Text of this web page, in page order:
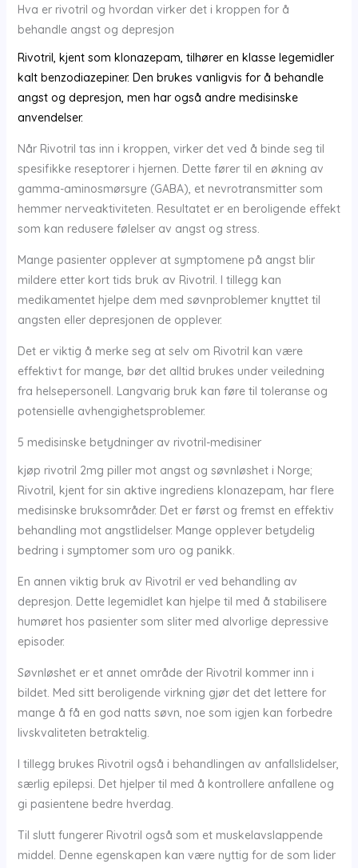
Hva er rivotril og hvordan virker det i kroppen for å
behandle angst og depresjon
Rivotril, kjent som klonazepam, tilhører en klasse legemidler
kalt benzodiazepiner. Den brukes vanligvis for å behandle
angst og depresjon, men har også andre medisinske
anvendelser.
Når Rivotril tas inn i kroppen, virker det ved å binde seg til
spesifikke reseptorer i hjernen. Dette fører til en økning av
gamma-aminosmørsyre (GABA), et nevrotransmitter som
hemmer nerveaktiviteten. Resultatet er en beroligende effekt
som kan redusere følelser av angst og stress.
Mange pasienter opplever at symptomene på angst blir
mildere etter kort tids bruk av Rivotril. I tillegg kan
medikamentet hjelpe dem med søvnproblemer knyttet til
angsten eller depresjonen de opplever.
Det er viktig å merke seg at selv om Rivotril kan være
effektivt for mange, bør det alltid brukes under veiledning
fra helsepersonell. Langvarig bruk kan føre til toleranse og
potensielle avhengighetsproblemer.
5 medisinske betydninger av rivotril-medisiner
kjøp rivotril 2mg piller mot angst og søvnløshet i Norge;
Rivotril, kjent for sin aktive ingrediens klonazepam, har flere
medisinske bruksområder. Det er først og fremst en effektiv
behandling mot angstlidelser. Mange opplever betydelig
bedring i symptomer som uro og panikk.
En annen viktig bruk av Rivotril er ved behandling av
depresjon. Dette legemidlet kan hjelpe til med å stabilisere
humøret hos pasienter som sliter med alvorlige depressive
episoder.
Søvnløshet er et annet område der Rivotril kommer inn i
bildet. Med sitt beroligende virkning gjør det det lettere for
mange å få en god natts søvn, noe som igjen kan forbedre
livskvaliteten betraktelig.
I tillegg brukes Rivotril også i behandlingen av anfallslidelser,
særlig epilepsi. Det hjelper til med å kontrollere anfallene og
gi pasientene bedre hverdag.
Til slutt fungerer Rivotril også som et muskelavslappende
middel. Denne egenskapen kan være nyttig for de som lider